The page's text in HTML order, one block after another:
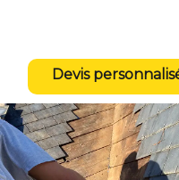
Devis